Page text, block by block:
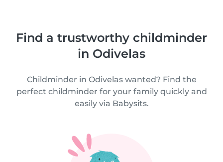
Find a trustworthy childminder
in Odivelas
Childminder in Odivelas wanted? Find the
perfect childminder for your family quickly and
easily via Babysits.